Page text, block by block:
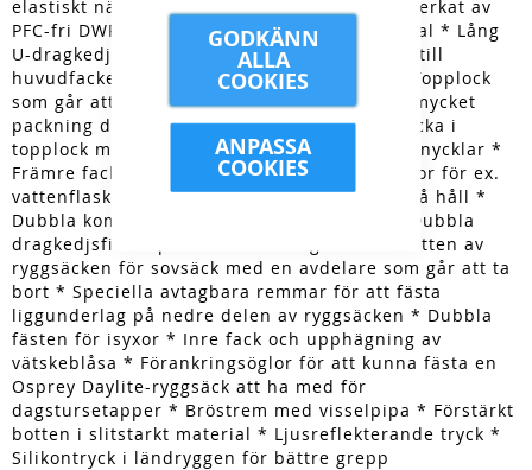
GODKÄNN
ALLA
COOKIES
ANPASSA
COOKIES
elastiskt nät * Inkluderat löst regnskydd tillverkat av
PFC-fri DWR och bluesign®-godkända material * Lång
U-dragkedja runt frampanel för lätt åtkomst till
huvudfacket * Fästen för vandringsstavar * Topplock
som går att justera i höjd, beroende på hur mycket
packning du har i huvudfacket * Dragkedjsficka i
topplock med invändig säkerhetsklämma för nycklar *
Främre fack som är förstärkt * Stora sidofickor för ex.
vattenflaskor i meshnät med öppning från två håll *
Dubbla kompressionsremmar i två nivåer * Dubbla
dragkedjsfickor på höftbältet * Eget fack i botten av
ryggsäcken för sovsäck med en avdelare som går att ta
bort * Speciella avtagbara remmar för att fästa
liggunderlag på nedre delen av ryggsäcken * Dubbla
fästen för isyxor * Inre fack och upphägning av
vätskeblåsa * Förankringsöglor för att kunna fästa en
Osprey Daylite-ryggsäck att ha med för
dagstursetapper * Bröstrem med visselpipa * Förstärkt
botten i slitstarkt material * Ljusreflekterande tryck *
Silikontryck i ländryggen för bättre grepp